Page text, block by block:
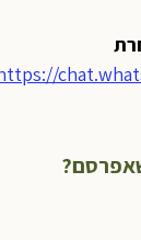
https://